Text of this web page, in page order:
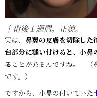
↑術後１週間。正貌。
実は、 鼻翼の皮膚を切除した
台部分に縫い付けると、小鼻
る ことがあるんですね。 （
です。）
ですから、小鼻の付いていた